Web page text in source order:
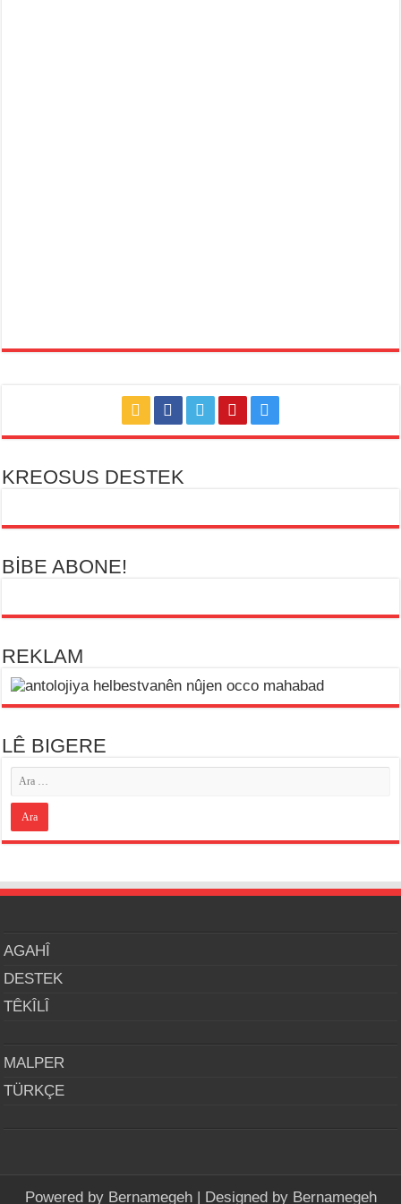
KREOSUS DESTEK
BİBE ABONE!
REKLAM
LÊ BIGERE
AGAHÎ
DESTEK
TÊKÎLÎ
MALPER
TÜRKÇE
Powered by Bernamegeh| Designed by Bernamegeh